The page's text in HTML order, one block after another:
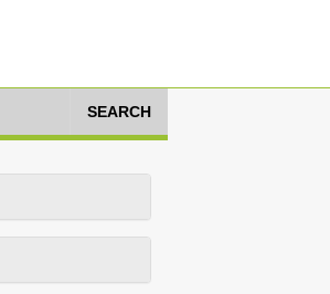
SEARCH